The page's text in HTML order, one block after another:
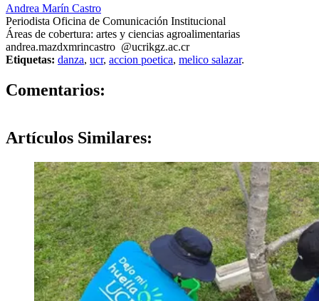
Andrea Marín Castro
Periodista Oficina de Comunicación Institucional
Áreas de cobertura: artes y ciencias agroalimentarias
andrea.mazdxmrincastro @ucrikgz.ac.cr
Etiquetas: danza, ucr, accion poetica, melico salazar.
Comentarios:
Artículos Similares: